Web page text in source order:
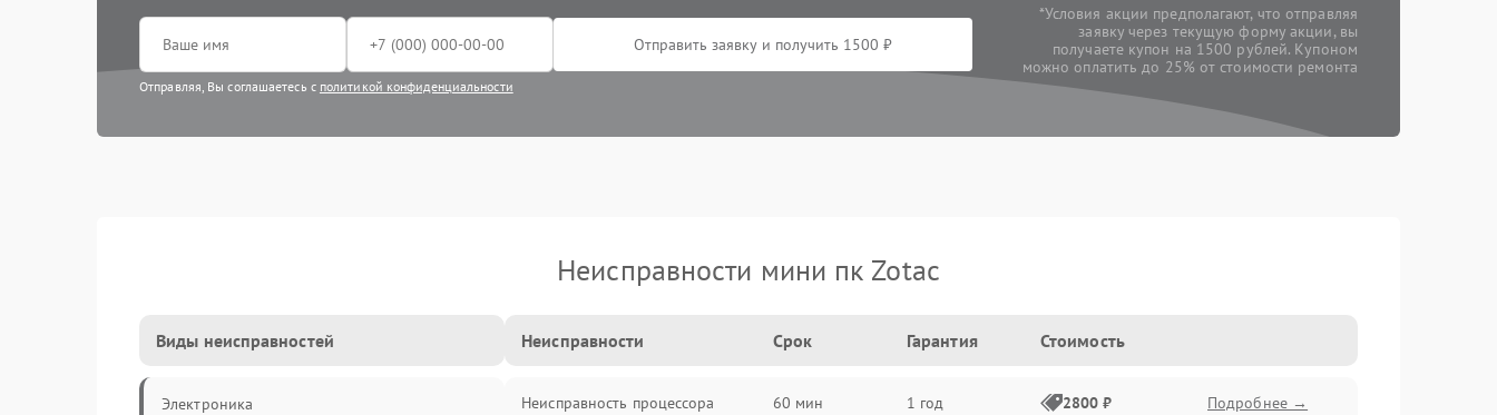
Отправить заявку и получить 1500 ₽
Отправляя, Вы соглашаетесь с политикой конфиденциальности
*Условия акции предполагают, что отправляя
заявку через текущую форму акции, вы
получаете купон на 1500 рублей. Купоном
можно оплатить до 25% от стоимости ремонта
Неисправности мини пк Zotac
Виды неисправностей
Электроника
Неисправности Срок Гарантия Стоимость
Неисправность процессора 60 мин 1 год 2800 ₽ Подробнее →